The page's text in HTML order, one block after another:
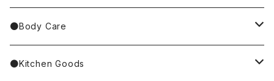
Palnart Poc
4F Palnart Poc（cat）
Hannah Turner
PINGU
ノンタン
Other Bag
Handkerchief／Towel／TENUGUI
Socks
clip on earrings／イヤリング
ear cuff／イヤーカフ
Mirror
ornaments／accessory case
●Body Care
hand soap
●Kitchen Goods